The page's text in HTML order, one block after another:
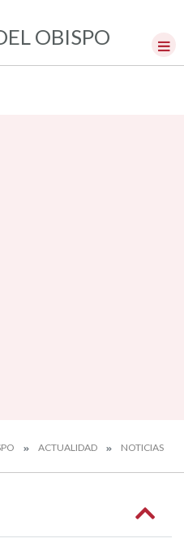
OBISPO
ACTUALIDAD NOTICIAS